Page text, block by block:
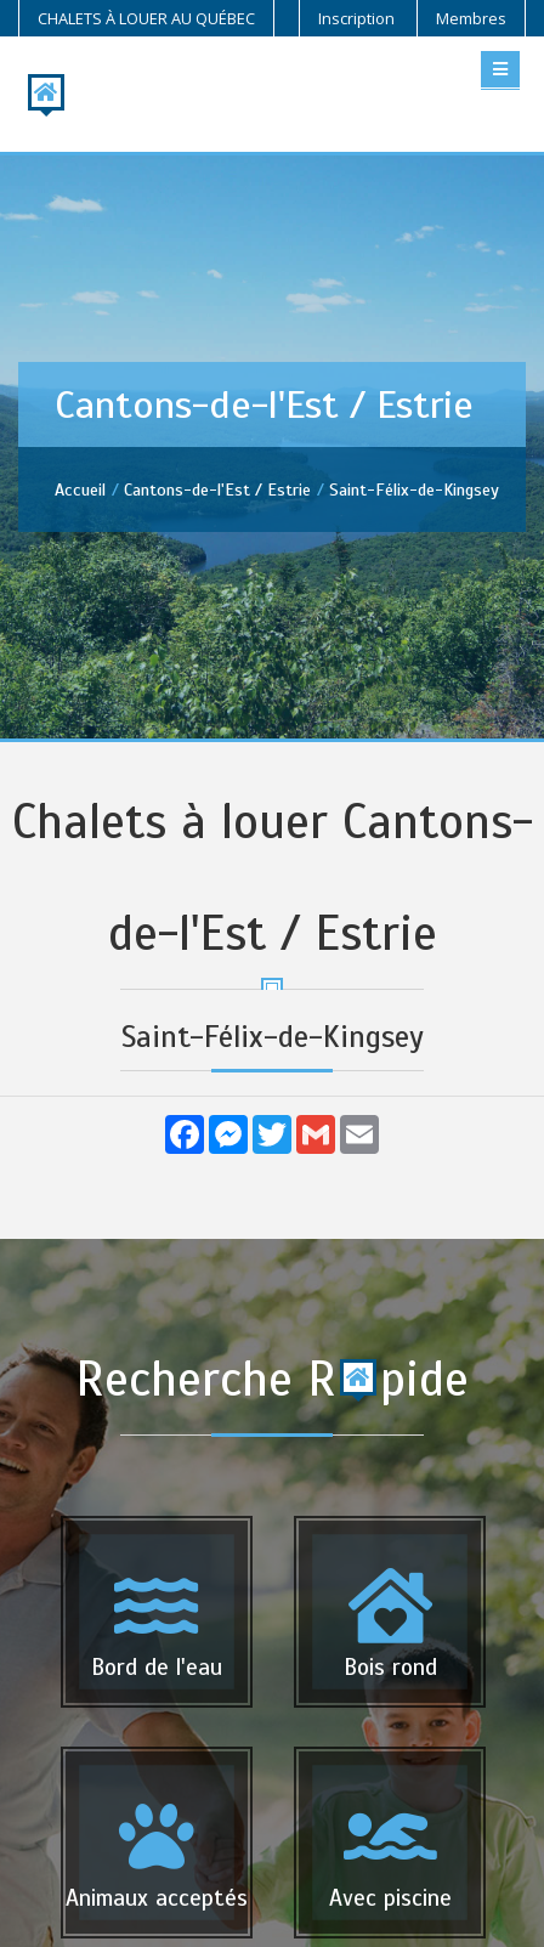
CHALETS À LOUER AU QUÉBEC Inscription Membres
Cantons-de-l'Est / Estrie
Accueil Cantons-de-l'Est / Estrie Saint-Félix-de-Kingsey
Chalets à louer Cantons-
de-l'Est / Estrie
Saint-Félix-de-Kingsey
FacebookMessenger
TwitterGmail
Recherche R pide
Bord de l'eau Bois rond
Animaux acceptés Avec piscine